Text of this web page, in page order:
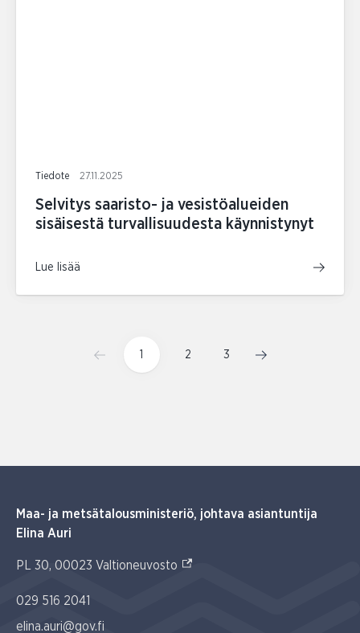
Tiedote 27.11.2025
Selvitys saaristo- ja vesistöalueiden
sisäisestä turvallisuudesta käynnistynyt
Lue lisää
1 2 3
Maa- ja metsätalousministeriö, johtava asiantuntija
Elina Auri
PL 30, 00023 Valtioneuvosto (Ulkoinen linkki)
029 516 2041
elina.auri@gov.fi